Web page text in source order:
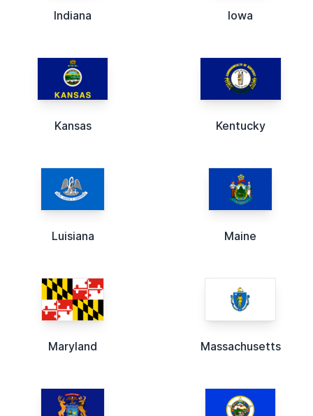
Indiana Iowa
Kansas Kentucky
Luisiana Maine
Maryland Massachusetts